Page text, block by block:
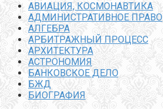
АВИАЦИЯ, КОСМОНАВТИКА
АДМИНИСТРАТИВНОЕ ПРАВО
АЛГЕБРА
АРБИТРАЖНЫЙ ПРОЦЕСС
АРХИТЕКТУРА
АСТРОНОМИЯ
БАНКОВСКОЕ ДЕЛО
БЖД
БИОГРАФИЯ